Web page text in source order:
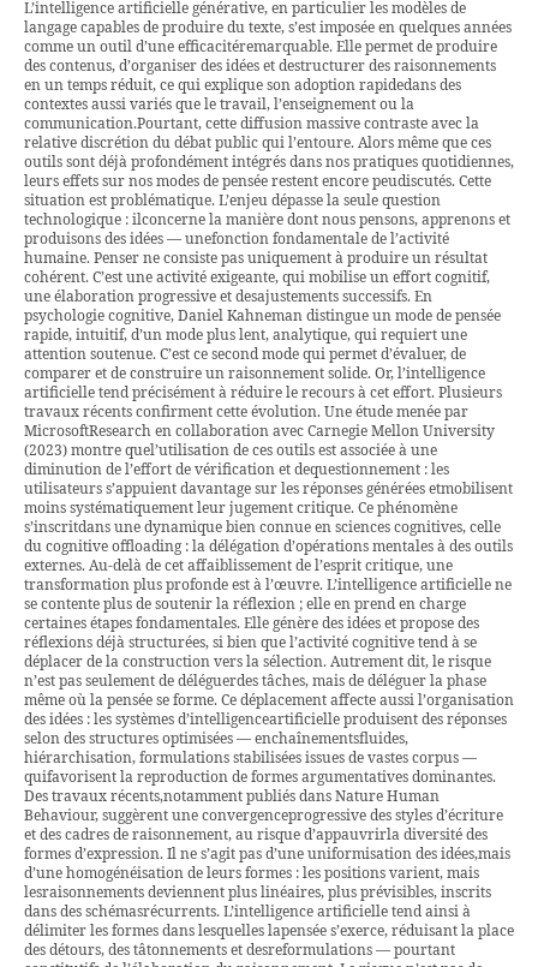
L’intelligence artificielle générative, en particulier les modèles de
langage capables de produire du texte, s’est imposée en quelques années
comme un outil d’une efficacitéremarquable. Elle permet de produire
des contenus, d’organiser des idées et destructurer des raisonnements
en un temps réduit, ce qui explique son adoption rapidedans des
contextes aussi variés que le travail, l’enseignement ou la
communication.Pourtant, cette diffusion massive contraste avec la
relative discrétion du débat public qui l’entoure. Alors même que ces
outils sont déjà profondément intégrés dans nos pratiques quotidiennes,
leurs effets sur nos modes de pensée restent encore peudiscutés. Cette
situation est problématique. L’enjeu dépasse la seule question
technologique : ilconcerne la manière dont nous pensons, apprenons et
produisons des idées — unefonction fondamentale de l’activité
humaine. Penser ne consiste pas uniquement à produire un résultat
cohérent. C’est une activité exigeante, qui mobilise un effort cognitif,
une élaboration progressive et desajustements successifs. En
psychologie cognitive, Daniel Kahneman distingue un mode de pensée
rapide, intuitif, d’un mode plus lent, analytique, qui requiert une
attention soutenue. C’est ce second mode qui permet d’évaluer, de
comparer et de construire un raisonnement solide. Or, l’intelligence
artificielle tend précisément à réduire le recours à cet effort. Plusieurs
travaux récents confirment cette évolution. Une étude menée par
MicrosoftResearch en collaboration avec Carnegie Mellon University
(2023) montre quel’utilisation de ces outils est associée à une
diminution de l’effort de vérification et dequestionnement : les
utilisateurs s’appuient davantage sur les réponses générées etmobilisent
moins systématiquement leur jugement critique. Ce phénomène
s’inscritdans une dynamique bien connue en sciences cognitives, celle
du cognitive offloading : la délégation d’opérations mentales à des outils
externes. Au-delà de cet affaiblissement de l’esprit critique, une
transformation plus profonde est à l’œuvre. L’intelligence artificielle ne
se contente plus de soutenir la réflexion ; elle en prend en charge
certaines étapes fondamentales. Elle génère des idées et propose des
réflexions déjà structurées, si bien que l’activité cognitive tend à se
déplacer de la construction vers la sélection. Autrement dit, le risque
n’est pas seulement de déléguerdes tâches, mais de déléguer la phase
même où la pensée se forme. Ce déplacement affecte aussi l’organisation
des idées : les systèmes d’intelligenceartificielle produisent des réponses
selon des structures optimisées — enchaînementsfluides,
hiérarchisation, formulations stabilisées issues de vastes corpus —
quifavorisent la reproduction de formes argumentatives dominantes.
Des travaux récents,notamment publiés dans Nature Human
Behaviour, suggèrent une convergenceprogressive des styles d’écriture
et des cadres de raisonnement, au risque d’appauvrirla diversité des
formes d’expression. Il ne s’agit pas d’une uniformisation des idées,mais
d’une homogénéisation de leurs formes : les positions varient, mais
lesraisonnements deviennent plus linéaires, plus prévisibles, inscrits
dans des schémasrécurrents. L’intelligence artificielle tend ainsi à
délimiter les formes dans lesquelles lapensée s’exerce, réduisant la place
des détours, des tâtonnements et desreformulations — pourtant